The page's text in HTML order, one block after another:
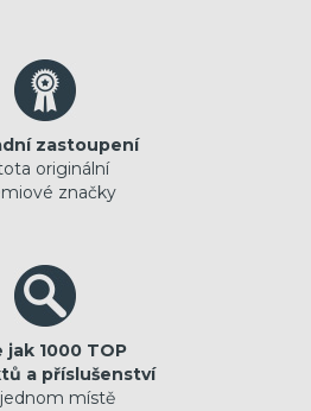
zastoupení
originální
značky
jak 1000 TOP
a příslušenství
místě